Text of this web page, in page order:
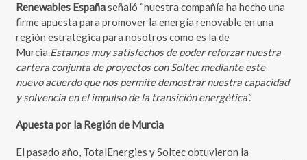
Renewables Españaseñaló “nuestra compañía ha hecho una
firme apuesta para promover la energía renovable en una
región estratégica para nosotros como es la de
Murcia.Estamos muy satisfechos de poder reforzar nuestra
cartera conjunta de proyectos con Soltec mediante este
nuevo acuerdo que nos permite demostrar nuestra capacidad
y solvencia en el impulso de la transición energética”.
Apuesta por la Región de Murcia
El pasado año, TotalEnergies y Soltec obtuvieron la